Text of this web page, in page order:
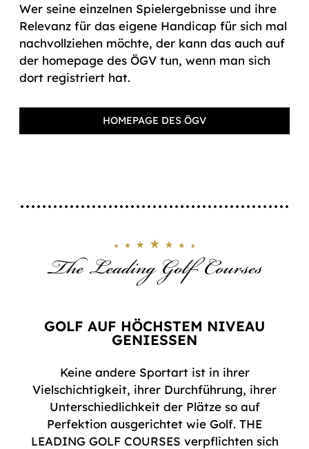
Wer seine einzelnen Spielergebnisse und ihre
Relevanz für das eigene Handicap für sich mal
nachvollziehen möchte, der kann das auch auf
der homepage des ÖGV tun, wenn man sich
dort registriert hat.
HOMEPAGE DES ÖGV
GOLF AUF HÖCHSTEM NIVEAU
GENIESSEN
Keine andere Sportart ist in ihrer
Vielschichtigkeit, ihrer Durchführung, ihrer
Unterschiedlichkeit der Plätze so auf
Perfektion ausgerichtet wie Golf. THE
LEADING GOLF COURSES verpflichten sich